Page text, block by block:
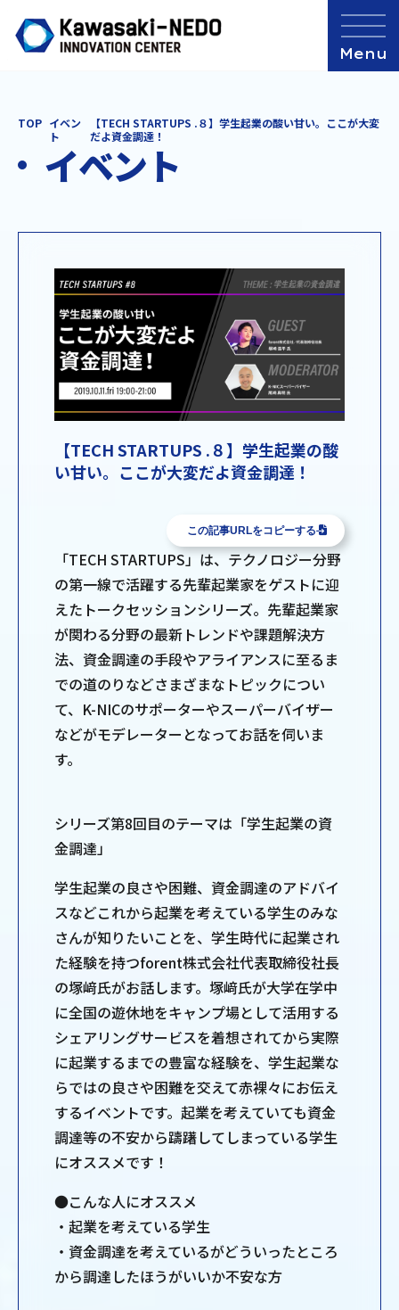
TOP イベン
ト
【TECH STARTUPS .８】学生起業の酸い甘い。ここが大変
だよ資金調達！
イベント
【TECH STARTUPS .８】学生起業の酸
い甘い。ここが大変だよ資金調達！
この記事URLをコピーする
「TECH STARTUPS」は、テクノロジー分野
の第一線で活躍する先輩起業家をゲストに迎
えたトークセッションシリーズ。先輩起業家
が関わる分野の最新トレンドや課題解決方
法、資金調達の手段やアライアンスに至るま
での道のりなどさまざまなトピックについ
て、K-NICのサポーターやスーパーバイザー
などがモデレーターとなってお話を伺いま
す。
シリーズ第8回目のテーマは「学生起業の資
金調達」
学生起業の良さや困難、資金調達のアドバイ
スなどこれから起業を考えている学生のみな
さんが知りたいことを、学生時代に起業され
た経験を持つforent株式会社代表取締役社長
の塚﨑氏がお話します。塚﨑氏が大学在学中
に全国の遊休地をキャンプ場として活用する
シェアリングサービスを着想されてから実際
に起業するまでの豊富な経験を、学生起業な
らではの良さや困難を交えて赤裸々にお伝え
するイベントです。起業を考えていても資金
調達等の不安から躊躇してしまっている学生
にオススメです！
●こんな人にオススメ
・起業を考えている学生
・資金調達を考えているがどういったところ
から調達したほうがいいか不安な方